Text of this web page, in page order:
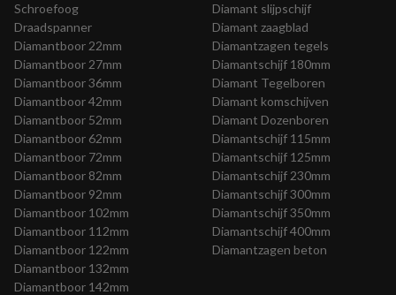
Schroefoog
Draadspanner
Diamant slijpschijf
Diamant zaagblad
Diamantboor 22mm
Diamantboor 27mm
Diamantboor 36mm
Diamantboor 42mm
Diamantboor 52mm
Diamantboor 62mm
Diamantboor 72mm
Diamantboor 82mm
Diamantboor 92mm
Diamantboor 102mm
Diamantboor 112mm
Diamantboor 122mm
Diamantboor 132mm
Diamantboor 142mm
Diamantzagen tegels
Diamantschijf 180mm
Diamant Tegelboren
Diamant komschijven
Diamant Dozenboren
Diamantschijf 115mm
Diamantschijf 125mm
Diamantschijf 230mm
Diamantschijf 300mm
Diamantschijf 350mm
Diamantschijf 400mm
Diamantzagen beton